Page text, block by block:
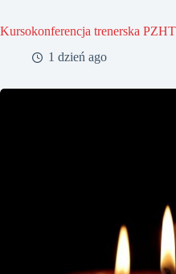
Kursokonferencja trenerska PZHT
1 dzień ago